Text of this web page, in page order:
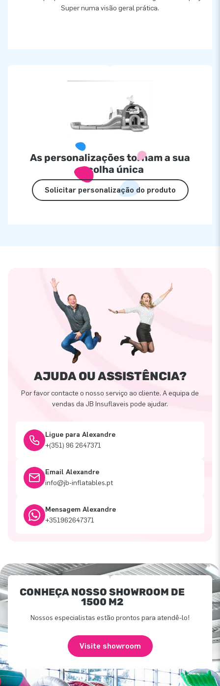
Super numa visão geral prática.
As personalizações tornam a sua
escolha única
Solicitar personalização do produto
AJUDA OU ASSISTÊNCIA?
Por favor contacte o nosso serviço ao cliente. A equipa de
vendas da JB Insuflaveis pode ajudar.
Ligue para Alexandre
+(351) 96 2647371
Email Alexandre
info@jb-inflatables.pt
Mensagem Alexandre
+351962647371
CONHEÇA NOSSO SHOWROOM DE
1500 M2
Nossos especialistas estão prontos para atendê-lo!
Visite showroom